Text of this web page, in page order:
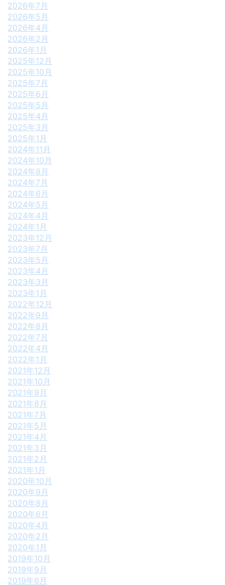
2026年7月
2026年5月
2026年4月
2026年2月
2026年1月
2025年12月
2025年10月
2025年7月
2025年6月
2025年5月
2025年4月
2025年3月
2025年1月
2024年11月
2024年10月
2024年8月
2024年7月
2024年6月
2024年5月
2024年4月
2024年1月
2023年12月
2023年7月
2023年5月
2023年4月
2023年3月
2023年1月
2022年12月
2022年9月
2022年8月
2022年7月
2022年4月
2022年1月
2021年12月
2021年10月
2021年9月
2021年8月
2021年7月
2021年5月
2021年4月
2021年3月
2021年2月
2021年1月
2020年10月
2020年9月
2020年8月
2020年6月
2020年4月
2020年2月
2020年1月
2019年10月
2019年9月
2019年6月